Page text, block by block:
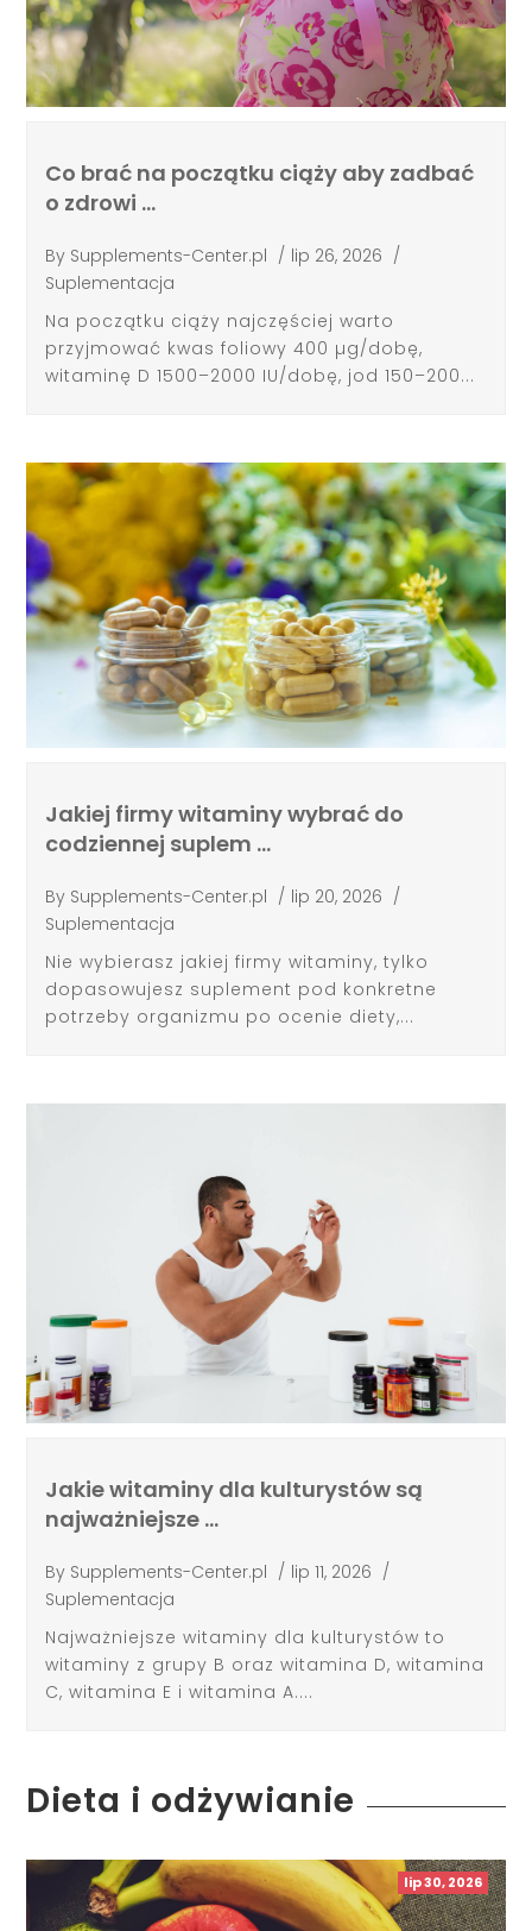
Co brać na początku ciąży aby zadbać
o zdrowi …
By Supplements-Center.pl / lip 26, 2026 /
Suplementacja
Na początku ciąży najczęściej warto
przyjmować kwas foliowy 400 µg/dobę,
witaminę D 1500–2000 IU/dobę, jod 150–200...
Jakiej firmy witaminy wybrać do
codziennej suplem …
By Supplements-Center.pl / lip 20, 2026 /
Suplementacja
Nie wybierasz jakiej firmy witaminy, tylko
dopasowujesz suplement pod konkretne
potrzeby organizmu po ocenie diety,...
Jakie witaminy dla kulturystów są
najważniejsze …
By Supplements-Center.pl / lip 11, 2026 /
Suplementacja
Najważniejsze witaminy dla kulturystów to
witaminy z grupy B oraz witamina D, witamina
C, witamina E i witamina A....
Dieta i odżywianie
lip 30, 2026